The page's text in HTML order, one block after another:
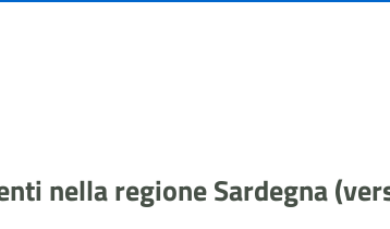
nella regione Sardegna